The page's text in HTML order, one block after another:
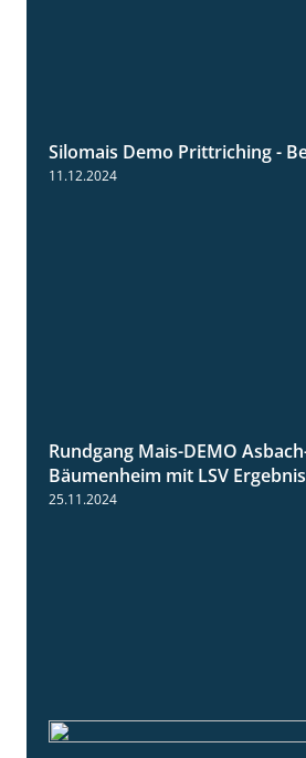
Silomais Demo Prittriching -
Rundgang Mais-DEMO
Bäumenheim mit LSV
25.11.2024